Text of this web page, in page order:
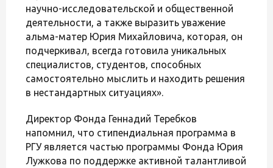
научно-исследовательской и общественной
деятельности, а также выразить уважение
альма-матер Юрия Михайловича, которая, он
подчеркивал, всегда готовила уникальных
специалистов, студентов, способных
самостоятельно мыслить и находить решения
в нестандартных ситуациях».
Директор Фонда Геннадий Теребков
напомнил, что стипендиальная программа в
РГУ является частью программы Фонда Юрия
Лужкова по поддержке активной талантливой